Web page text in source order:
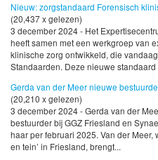
Nieuw: zorgstandaard Forensisch
(20,437 x gelezen)
3 december 2024 - Het
heeft samen met een werkgroep van
klinische zorg ontwikkeld, die
Standaarden. Deze nieuwe standaard
Gerda van der Meer nieuwe
(20,210 x gelezen)
3 december 2024 - Gerda van der
bestuurder bij GGZ Friesland en
haar per februari 2025. Van der Meer,
en tein’ in Friesland, brengt...